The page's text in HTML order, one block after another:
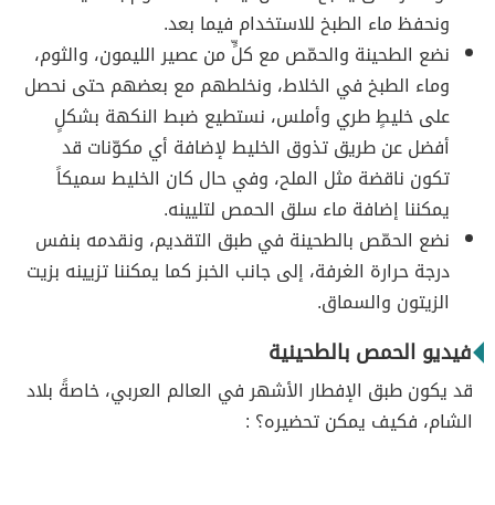
ونحفظ ماء الطبخ للاستخدام فيما بعد.
نضع الطحينة والحمّص مع كلٍّ من عصير الليمون، والثوم،
وماء الطبخ في الخلاط، ونخلطهم مع بعضهم حتى نحصل
على خليطٍ طري وأملس، نستطيع ضبط النكهة بشكلٍ
أفضل عن طريق تذوق الخليط لإضافة أي مكوّنات قد
تكون ناقضة مثل الملح، وفي حال كان الخليط سميكاً
يمكننا إضافة ماء سلق الحمص لتليينه.
نضع الحمّص بالطحينة في طبق التقديم، ونقدمه بنفس
درجة حرارة الغرفة، إلى جانب الخبز كما يمكننا تزيينه بزيت
الزيتون والسماق.
فيديو الحمص بالطحينية
قد يكون طبق الإفطار الأشهر في العالم العربي، خاصةً بلاد
الشام، فكيف يمكن تحضيره؟ :